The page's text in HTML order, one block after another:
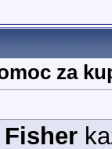
za
Fisher